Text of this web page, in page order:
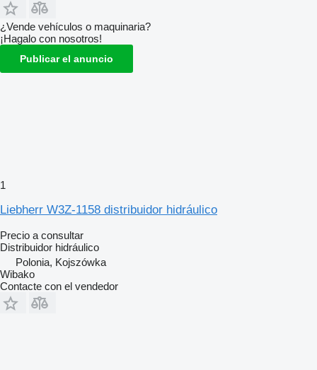
¿Vende vehículos o maquinaria?
¡Hagalo con nosotros!
Publicar el anuncio
1
Liebherr W3Z-1158 distribuidor hidráulico
Precio a consultar
Distribuidor hidráulico
Polonia, Kojszówka
Wibako
Contacte con el vendedor